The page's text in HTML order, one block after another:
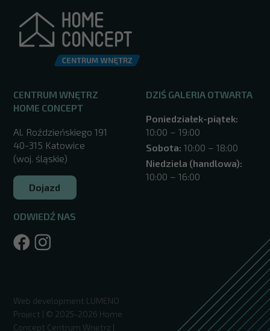
CENTRUM WNĘTRZ
HOME CONCEPT
Al. Roździeńskiego 191
40-315 Katowice
(woj. śląskie)
Dojazd
ODWIEDŹ NAS
DZIŚ GALERIA OTWARTA
Poniedziałek-piątek:
10:00 – 19:00
Sobota: 10:00 – 18:00
Niedziela (handlowa):
10:00 – 16:00
Web development LUMENO
Project | © 2025-2026 Home
Concept Centrum Wnętrz |